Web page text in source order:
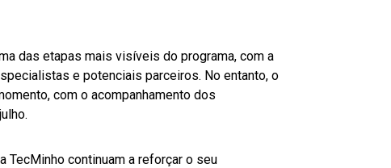
das etapas mais visíveis do programa, com a
e potenciais parceiros. No entanto, o
com o acompanhamento dos
TecMinho continuam a reforçar o seu